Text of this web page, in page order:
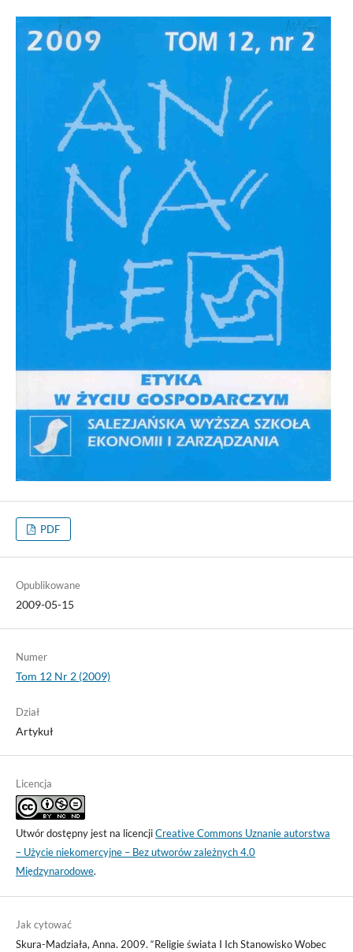
PDF
Opublikowane
2009-05-15
Numer
Tom 12 Nr 2 (2009)
Dział
Artykuł
Licencja
Utwór dostępny jest na licencjiCreative Commons Uznanie autorstwa
– Użycie niekomercyjne – Bez utworów zależnych 4.0
Międzynarodowe.
Jak cytować
Skura-Madziała, Anna. 2009. “Religie świata I Ich Stanowisko Wobec